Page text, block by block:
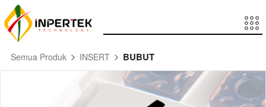
Semua Produk INSERT BUBUT